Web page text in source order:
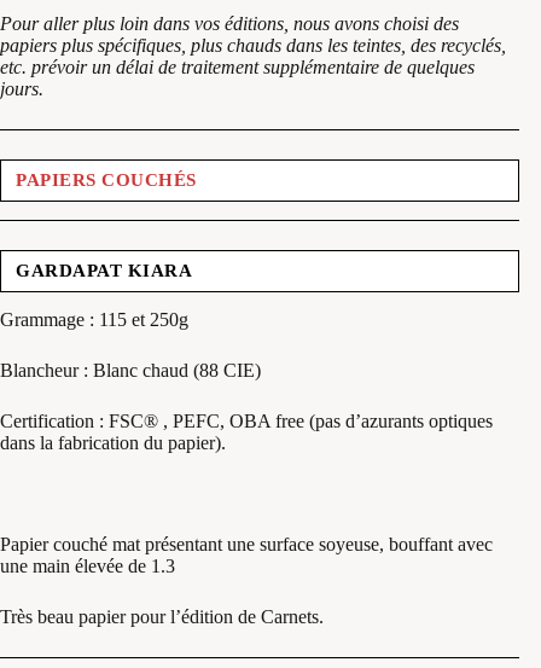
Pour aller plus loin dans vos éditions, nous avons choisi des
papiers plus spécifiques, plus chauds dans les teintes, des recyclés,
etc. prévoir un délai de traitement supplémentaire de quelques
jours.
PAPIERS COUCHÉS
GARDAPAT KIARA
Grammage : 115 et 250g
Blancheur : Blanc chaud (88 CIE)
Certification : FSC® , PEFC, OBA free (pas d’azurants optiques
dans la fabrication du papier).
Papier couché mat présentant une surface soyeuse, bouffant avec
une main élevée de 1.3
Très beau papier pour l’édition de Carnets.